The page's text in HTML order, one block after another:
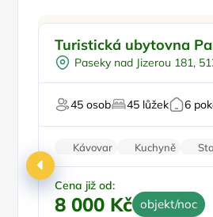
Pingpong
U sjezdovky
Firemní akce/teambuilding
Pro svatby a oslavy
Turistická ubytovna
Paseky nad Jizerou 181,
45 osob
45 lůžek 6
Kávovar Kuchyně
Wi-Fi
Zvířata povolena
Cena již od:
8 000 Kč objekt/noc